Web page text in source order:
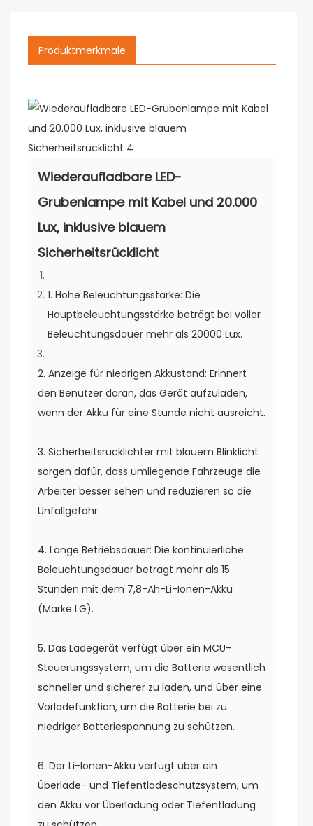
Produktmerkmale
Wiederaufladbare LED-
Grubenlampe mit Kabel und 20.000
Lux, inklusive blauem
Sicherheitsrücklicht
1. Hohe Beleuchtungsstärke: Die
Hauptbeleuchtungsstärke beträgt bei voller
Beleuchtungsdauer mehr als 20000 Lux.
2. Anzeige für niedrigen Akkustand: Erinnert
den Benutzer daran, das Gerät aufzuladen,
wenn der Akku für eine Stunde nicht ausreicht.
3. Sicherheitsrücklichter mit blauem Blinklicht
sorgen dafür, dass umliegende Fahrzeuge die
Arbeiter besser sehen und reduzieren so die
Unfallgefahr.
4. Lange Betriebsdauer: Die kontinuierliche
Beleuchtungsdauer beträgt mehr als 15
Stunden mit dem 7,8-Ah-Li-Ionen-Akku
(Marke LG).
5. Das Ladegerät verfügt über ein MCU-
Steuerungssystem, um die Batterie wesentlich
schneller und sicherer zu laden, und über eine
Vorladefunktion, um die Batterie bei zu
niedriger Batteriespannung zu schützen.
6. Der Li-Ionen-Akku verfügt über ein
Überlade- und Tiefentladeschutzsystem, um
den Akku vor Überladung oder Tiefentladung